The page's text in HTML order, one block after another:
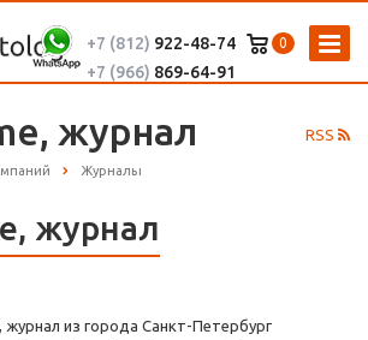
0
+7 (812) 922-48-74
+7 (966) 869-64-91
RSS
журнал
Журналы
журнал
журнал из города Санкт-Петербург